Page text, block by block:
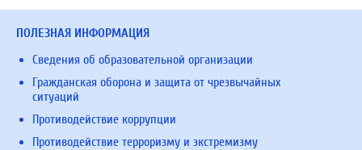
ПОЛЕЗНАЯ ИНФОРМАЦИЯ
Сведения об образовательной организации
Гражданская оборона и защита от чрезвычайных
ситуаций
Противодействие коррупции
Противодействие терроризму и экстремизму